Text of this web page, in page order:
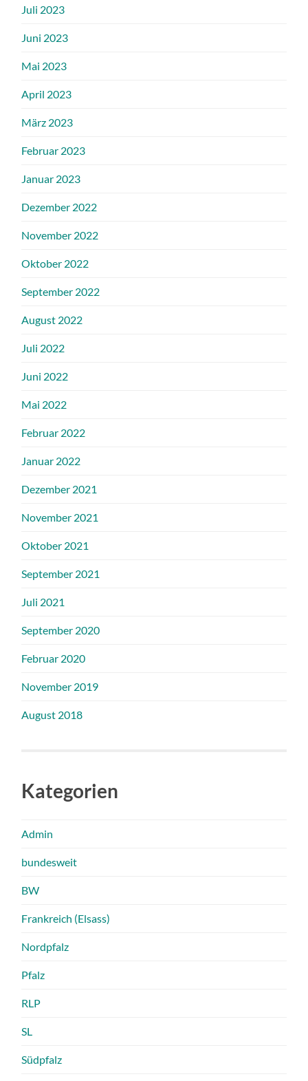
Juli 2023
Juni 2023
Mai 2023
April 2023
März 2023
Februar 2023
Januar 2023
Dezember 2022
November 2022
Oktober 2022
September 2022
August 2022
Juli 2022
Juni 2022
Mai 2022
Februar 2022
Januar 2022
Dezember 2021
November 2021
Oktober 2021
September 2021
Juli 2021
September 2020
Februar 2020
November 2019
August 2018
Kategorien
Admin
bundesweit
BW
Frankreich (Elsass)
Nordpfalz
Pfalz
RLP
SL
Südpfalz